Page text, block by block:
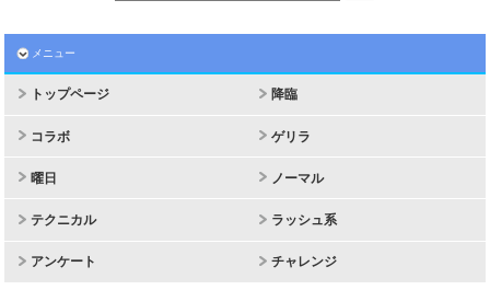
メニュー
トップページ 降臨
コラボ ゲリラ
曜日 ノーマル
テクニカル ラッシュ系
アンケート チャレンジ